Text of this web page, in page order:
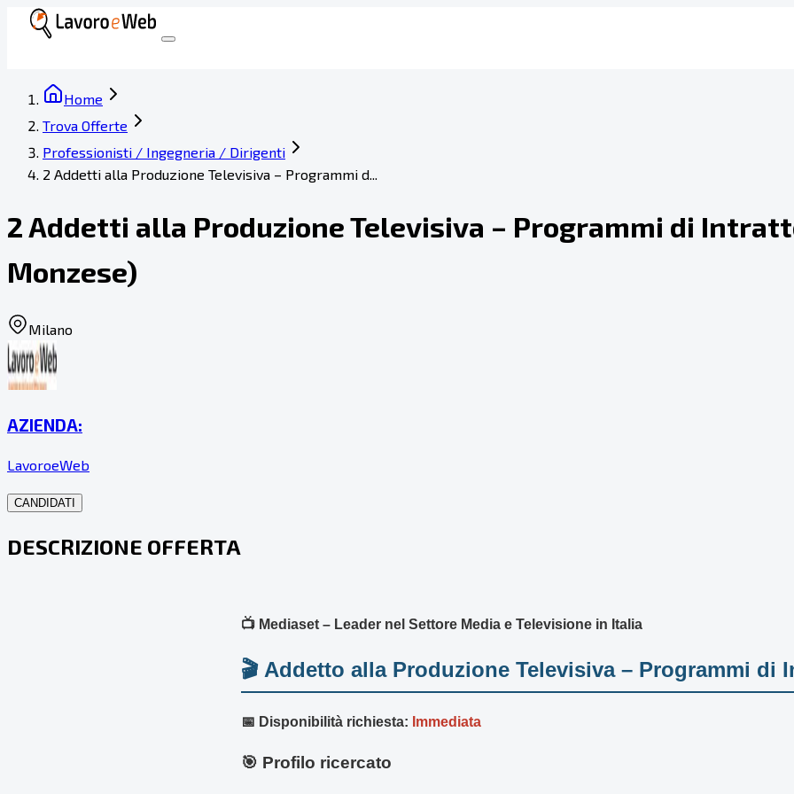
Home
Trova Offerte
Professionisti / Ingegneria / Dirigenti
2 Addetti alla Produzione Televisiva – Programmi d...
2 Addetti alla Produzione Televisiva – Programmi di
Monzese)
Milano
AZIENDA:
LavoroeWeb
CANDIDATI
DESCRIZIONE OFFERTA
📺 Mediaset – Leader nel Settore Media e Televisione in Italia
🎬 Addetto alla Produzione Televisiva – Programmi di
📅 Disponibilità richiesta: Immediata
🎯 Profilo ricercato